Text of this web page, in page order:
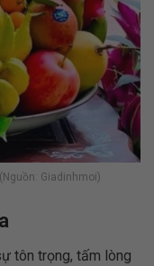
Giadinhmoi)
tôn trọng, tấm lòng